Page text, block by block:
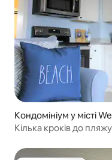
Кондомініум у місті
Кілька кроків до